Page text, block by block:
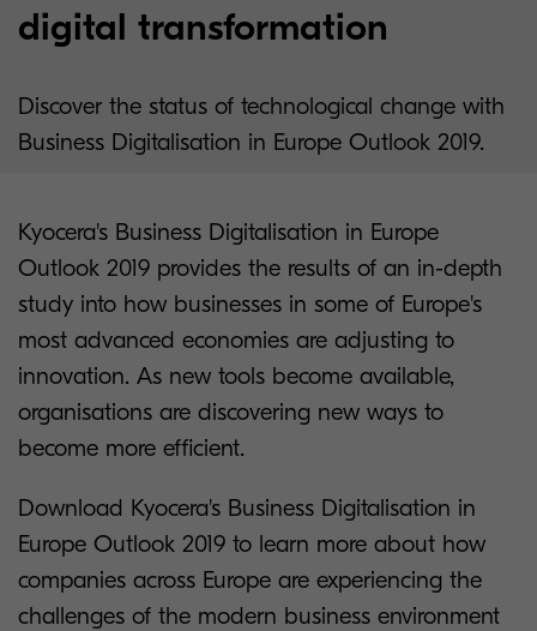
digital transformation
Discover the status of technological change with
Business Digitalisation in Europe Outlook 2019.
Kyocera's Business Digitalisation in Europe
Outlook 2019 provides the results of an in-depth
study into how businesses in some of Europe's
most advanced economies are adjusting to
innovation. As new tools become available,
organisations are discovering new ways to
become more efficient.
Download Kyocera's Business Digitalisation in
Europe Outlook 2019 to learn more about how
companies across Europe are experiencing the
challenges of the modern business environment